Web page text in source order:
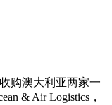
购澳大利亚两家一
& Air Logistics，